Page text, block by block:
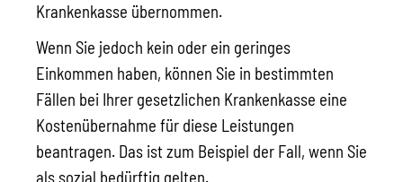
Krankenkasse übernommen.
Wenn Sie jedoch kein oder ein geringes
Einkommen haben, können Sie in bestimmten
Fällen bei Ihrer gesetzlichen Krankenkasse eine
Kostenübernahme für diese Leistungen
beantragen. Das ist zum Beispiel der Fall, wenn Sie
als sozial bedürftig gelten.